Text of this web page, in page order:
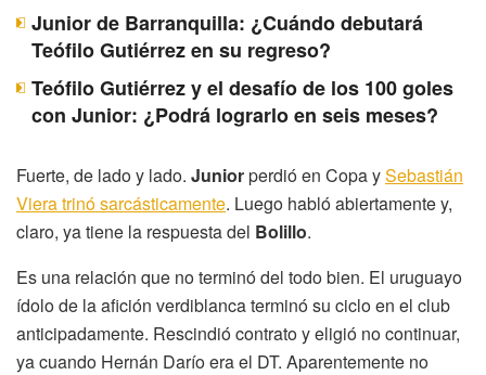
Junior de Barranquilla: ¿Cuándo debutará
Teófilo Gutiérrez en su regreso?
Teófilo Gutiérrez y el desafío de los 100 goles
con Junior: ¿Podrá lograrlo en seis meses?
Fuerte, de lado y lado. Juniorperdió en Copa ySebastián
Viera trinó sarcásticamente. Luego habló abiertamente y,
claro, ya tiene la respuesta del Bolillo.
Es una relación que no terminó del todo bien. El uruguayo
ídolo de la afición verdiblanca terminó su ciclo en el club
anticipadamente. Rescindió contrato y eligió no continuar,
ya cuando Hernán Darío era el DT. Aparentemente no